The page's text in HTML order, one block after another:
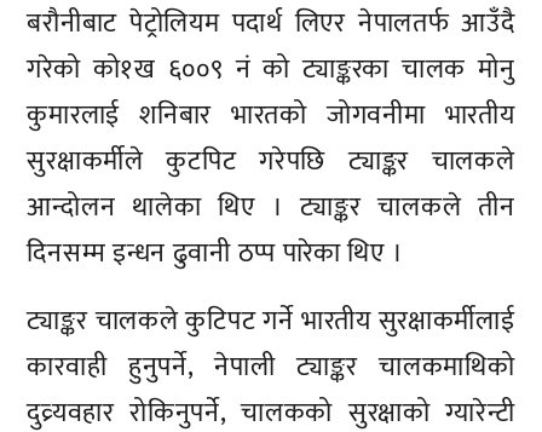
बरौनीबाट पेट्रोलियम पदार्थ लिएर नेपालतर्फ आउँदै
गरेको को१ख ६००९ नं को ट्याङ्करका चालक मोनु
कुमारलाई शनिबार भारतको जोगवनीमा भारतीय
सुरक्षाकर्मीले कुटपिट गरेपछि ट्याङ्कर चालकले
आन्दोलन थालेका थिए । ट्याङ्कर चालकले तीन
दिनसम्म इन्धन ढुवानी ठप्प पारेका थिए ।
ट्याङ्कर चालकले कुटिपट गर्ने भारतीय सुरक्षाकर्मीलाई
कारवाही हुनुपर्ने, नेपाली ट्याङ्कर चालकमाथिको
दुव्र्यवहार रोकिनुपर्ने, चालकको सुरक्षाको ग्यारेन्टी